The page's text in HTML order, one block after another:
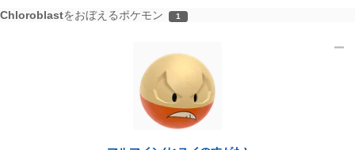
Chloroblastをおぼえるポケモン 1